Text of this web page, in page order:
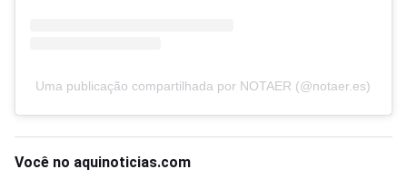
Uma publicação compartilhada por NOTAER (@notaer.es)
Você no aquinoticias.com